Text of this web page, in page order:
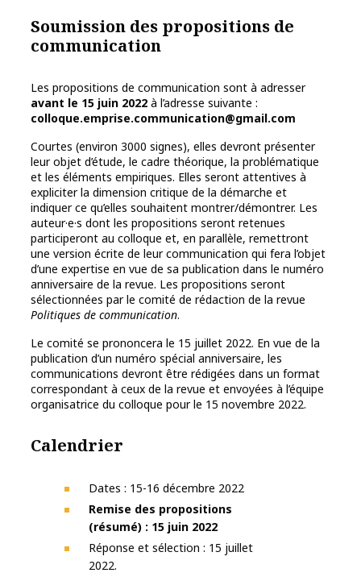
Soumission des propositions de
communication
Les propositions de communication sont à adresser
avant le 15 juin 2022 à l’adresse suivante :
colloque.emprise.communication@gmail.com
Courtes (environ 3000 signes), elles devront présenter
leur objet d’étude, le cadre théorique, la problématique
et les éléments empiriques. Elles seront attentives à
expliciter la dimension critique de la démarche et
indiquer ce qu’elles souhaitent montrer/démontrer. Les
auteur·e·s dont les propositions seront retenues
participeront au colloque et, en parallèle, remettront
une version écrite de leur communication qui fera l’objet
d’une expertise en vue de sa publication dans le numéro
anniversaire de la revue. Les propositions seront
sélectionnées par le comité de rédaction de la revue
Politiques de communication.
Le comité se prononcera le 15 juillet 2022. En vue de la
publication d’un numéro spécial anniversaire, les
communications devront être rédigées dans un format
correspondant à ceux de la revue et envoyées à l’équipe
organisatrice du colloque pour le 15 novembre 2022.
Calendrier
Dates : 15-16 décembre 2022
Remise des propositions
(résumé) : 15 juin 2022
Réponse et sélection : 15 juillet
2022.